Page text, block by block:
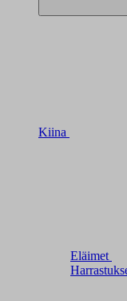
Kiina
Eläimet